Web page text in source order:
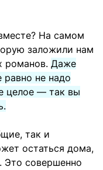
На самом
заложили нам
романов. Даже
равно не надо
целое — так вы
так и
остаться дома,
Это совершенно